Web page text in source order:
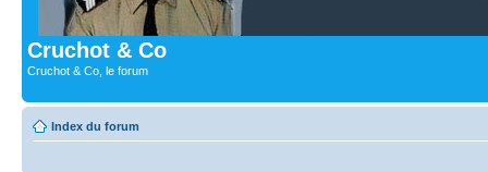
Cruchot & Co
Cruchot & Co, le forum
Index du forum